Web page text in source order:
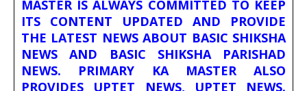
MASTER IS ALWAYS COMMITTED TO KEEP
ITS CONTENT UPDATED AND PROVIDE
THE LATEST NEWS ABOUT BASIC SHIKSHA
NEWS AND BASIC SHIKSHA PARISHAD
NEWS. PRIMARY KA MASTER ALSO
PROVIDES UPTET NEWS, UPTET NEWS.